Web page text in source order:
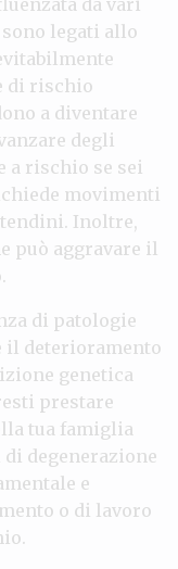
legati allo
di rischio
a diventare
degli
a rischio se sei
movimenti
Inoltre,
può aggravare il
di patologie
il deterioramento
genetica
prestare
tua famiglia
degenerazione
e
o di lavoro